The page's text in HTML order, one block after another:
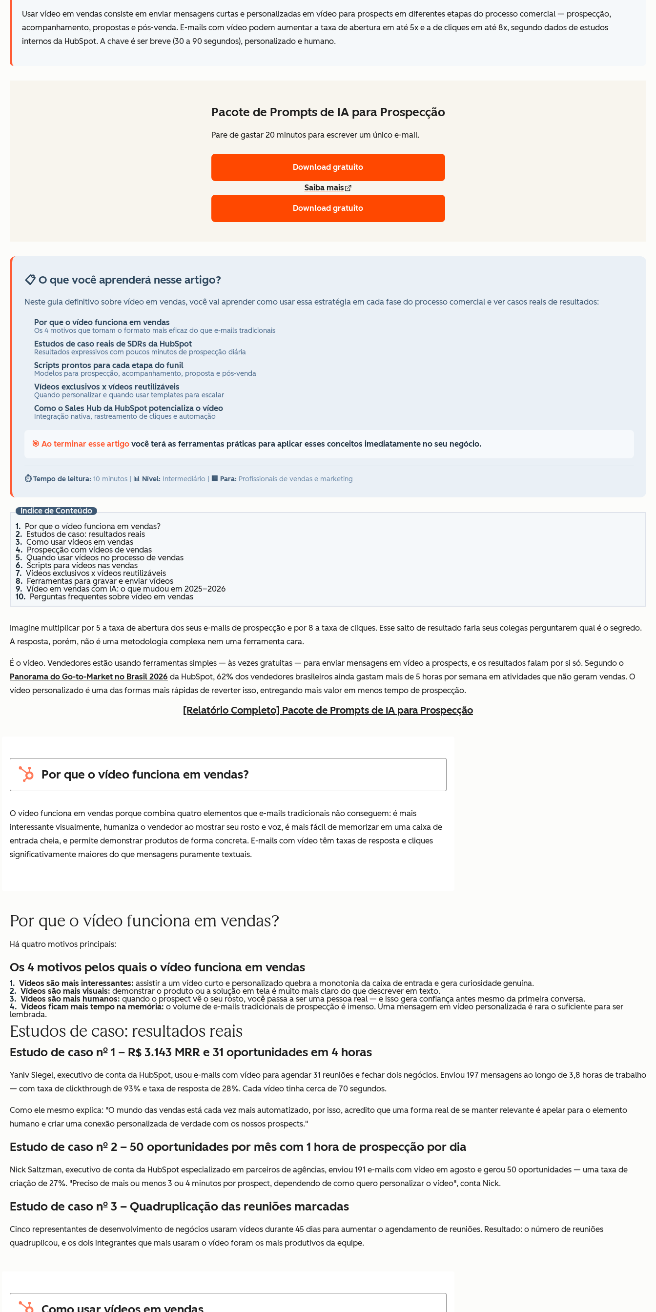
Usar vídeo em vendas consiste em enviar mensagens curtas e personalizadas em vídeo para prospects em diferentes etapas do processo comercial — prospecção,
acompanhamento, propostas e pós-venda. E-mails com vídeo podem aumentar a taxa de abertura em até 5x e a de cliques em até 8x, segundo dados de estudos
internos da HubSpot. A chave é ser breve (30 a 90 segundos), personalizado e humano.
Pacote de Prompts de IA para Prospecção
Pare de gastar 20 minutos para escrever um único e-mail.
Download gratuito
Saiba mais
Download gratuito
📋 O que você aprenderá nesse artigo?
Neste guia definitivo sobre vídeo em vendas, você vai aprender como usar essa estratégia em cada fase do processo comercial e ver casos reais de resultados:
Por que o vídeo funciona em vendas
Os 4 motivos que tornam o formato mais eficaz do que e-mails tradicionais
Estudos de caso reais de SDRs da HubSpot
Resultados expressivos com poucos minutos de prospecção diária
Scripts prontos para cada etapa do funil
Modelos para prospecção, acompanhamento, proposta e pós-venda
Vídeos exclusivos x vídeos reutilizáveis
Quando personalizar e quando usar templates para escalar
Como o Sales Hub da HubSpot potencializa o vídeo
Integração nativa, rastreamento de cliques e automação
🎯 Ao terminar esse artigo você terá as ferramentas práticas para aplicar esses conceitos imediatamente no seu negócio.
⏱️ Tempo de leitura: 10 minutos 📊 Nível: Intermediário 🏢 Para: Profissionais de vendas e marketing
Índice de Conteúdo
Por que o vídeo funciona em vendas?
Estudos de caso: resultados reais
Como usar vídeos em vendas
Prospecção com vídeos de vendas
Quando usar vídeos no processo de vendas
Scripts para vídeos nas vendas
Vídeos exclusivos x vídeos reutilizáveis
Ferramentas para gravar e enviar vídeos
Vídeo em vendas com IA: o que mudou em 2025–2026
Perguntas frequentes sobre vídeo em vendas
Imagine multiplicar por 5 a taxa de abertura dos seus e-mails de prospecção e por 8 a taxa de cliques. Esse salto de resultado faria seus colegas perguntarem qual é o segredo.
A resposta, porém, não é uma metodologia complexa nem uma ferramenta cara.
É o vídeo. Vendedores estão usando ferramentas simples — às vezes gratuitas — para enviar mensagens em vídeo a prospects, e os resultados falam por si só. Segundo o
Panorama do Go-to-Market no Brasil 2026 da HubSpot, 62% dos vendedores brasileiros ainda gastam mais de 5 horas por semana em atividades que não geram vendas. O
vídeo personalizado é uma das formas mais rápidas de reverter isso, entregando mais valor em menos tempo de prospecção.
[Relatório Completo] Pacote de Prompts de IA para Prospecção
Por que o vídeo funciona em vendas?
O vídeo funciona em vendas porque combina quatro elementos que e-mails tradicionais não conseguem: é mais
interessante visualmente, humaniza o vendedor ao mostrar seu rosto e voz, é mais fácil de memorizar em uma caixa de
entrada cheia, e permite demonstrar produtos de forma concreta. E-mails com vídeo têm taxas de resposta e cliques
significativamente maiores do que mensagens puramente textuais.
Por que o vídeo funciona em vendas?
Há quatro motivos principais:
Os 4 motivos pelos quais o vídeo funciona em vendas
Vídeos são mais interessantes: assistir a um vídeo curto e personalizado quebra a monotonia da caixa de entrada e gera curiosidade genuína.
Vídeos são mais visuais: demonstrar o produto ou a solução em tela é muito mais claro do que descrever em texto.
Vídeos são mais humanos: quando o prospect vê o seu rosto, você passa a ser uma pessoa real — e isso gera confiança antes mesmo da primeira conversa.
Vídeos ficam mais tempo na memória: o volume de e-mails tradicionais de prospecção é imenso. Uma mensagem em vídeo personalizada é rara o suficiente para ser
lembrada.
Estudos de caso: resultados reais
Estudo de caso nº 1 – R$ 3.143 MRR e 31 oportunidades em 4 horas
Yaniv Siegel, executivo de conta da HubSpot, usou e-mails com vídeo para agendar 31 reuniões e fechar dois negócios. Enviou 197 mensagens ao longo de 3,8 horas de trabalho
— com taxa de clickthrough de 93% e taxa de resposta de 28%. Cada vídeo tinha cerca de 70 segundos.
Como ele mesmo explica: "O mundo das vendas está cada vez mais automatizado, por isso, acredito que uma forma real de se manter relevante é apelar para o elemento
humano e criar uma conexão personalizada de verdade com os nossos prospects."
Estudo de caso nº 2 – 50 oportunidades por mês com 1 hora de prospecção por dia
Nick Saltzman, executivo de conta da HubSpot especializado em parceiros de agências, enviou 191 e-mails com vídeo em agosto e gerou 50 oportunidades — uma taxa de
criação de 27%. "Preciso de mais ou menos 3 ou 4 minutos por prospect, dependendo de como quero personalizar o vídeo", conta Nick.
Estudo de caso nº 3 – Quadruplicação das reuniões marcadas
Cinco representantes de desenvolvimento de negócios usaram vídeos durante 45 dias para aumentar o agendamento de reuniões. Resultado: o número de reuniões
quadruplicou, e os dois integrantes que mais usaram o vídeo foram os mais produtivos da equipe.